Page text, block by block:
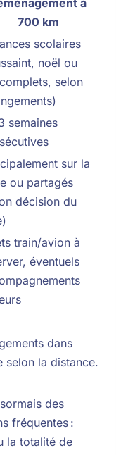
700 km
scolaires
noël ou
selon
semaines
sur la
ou partagés
décision du
train/avion à
éventuels
dans
selon la distance.
des
fréquentes :
la totalité de